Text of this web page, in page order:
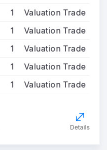
1
Valuation Trade
1
Valuation Trade
1
Valuation Trade
1
Valuation Trade
1 Valuation Trade
Details